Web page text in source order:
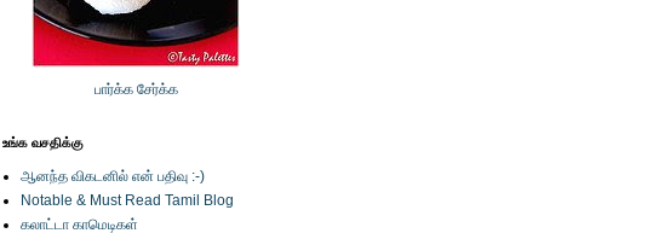
பார்க்க சேர்க்க
உங்க வசதிக்கு
ஆனந்த விகடனில் என் பதிவு :-)
Notable & Must Read Tamil Blog
கலாட்டா காமெடிகள்